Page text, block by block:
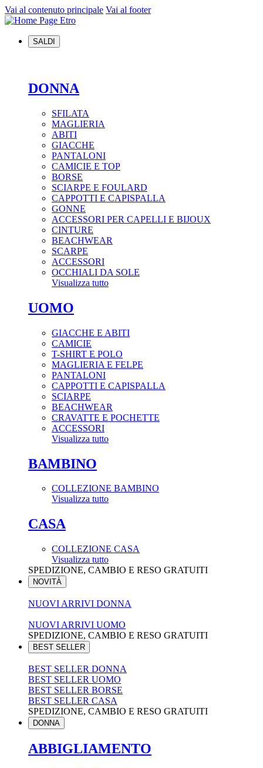
Vai al contenuto principale Vai al footer
SALDI
DONNA
SFILATA
MAGLIERIA
ABITI
GIACCHE
PANTALONI
CAMICIE E TOP
BORSE
SCIARPE E FOULARD
CAPPOTTI E CAPISPALLA
GONNE
ACCESSORI PER CAPELLI E BIJOUX
CINTURE
BEACHWEAR
SCARPE
ACCESSORI
OCCHIALI DA SOLE
Visualizza tutto
UOMO
GIACCHE E ABITI
CAMICIE
T-SHIRT E POLO
MAGLIERIA E FELPE
PANTALONI
CAPPOTTI E CAPISPALLA
SCIARPE
BEACHWEAR
CRAVATTE E POCHETTE
ACCESSORI
Visualizza tutto
BAMBINO
COLLEZIONE BAMBINO
Visualizza tutto
CASA
COLLEZIONE CASA
Visualizza tutto
SPEDIZIONE, CAMBIO E RESO GRATUITI
NOVITÀ
NUOVI ARRIVI DONNA
NUOVI ARRIVI UOMO
SPEDIZIONE, CAMBIO E RESO GRATUITI
BEST SELLER
BEST SELLER DONNA
BEST SELLER UOMO
BEST SELLER BORSE
BEST SELLER CASA
SPEDIZIONE, CAMBIO E RESO GRATUITI
DONNA
ABBIGLIAMENTO